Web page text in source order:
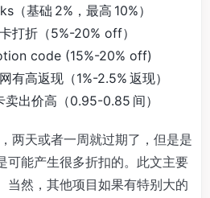
（基础 2%，最高 10%）
打折（5%-20% off）
code (15%-20% off)
有高返现（1%-2.5% 返现）
出价高（0.95-0.85 间）
两天或者一周就过期了，但是是
可能产生很多折扣的。此文主要
当然，其他项目如果有特别大的